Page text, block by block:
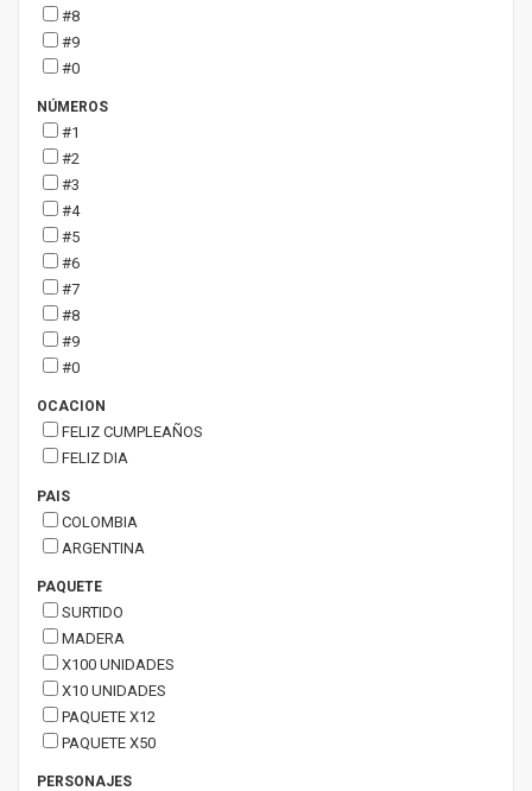
#8
#9
#0
NÚMEROS
#1
#2
#3
#4
#5
#6
#7
#8
#9
#0
OCACION
FELIZ CUMPLEAÑOS
FELIZ DIA
PAIS
COLOMBIA
ARGENTINA
PAQUETE
SURTIDO
MADERA
X100 UNIDADES
X10 UNIDADES
PAQUETE X12
PAQUETE X50
PERSONAJES